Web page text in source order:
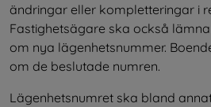
ändringar eller kompletteringar i
Fastighetsägare ska också
om nya lägenhetsnummer.
om de beslutade numren.
Lägenhetsnumret ska bland